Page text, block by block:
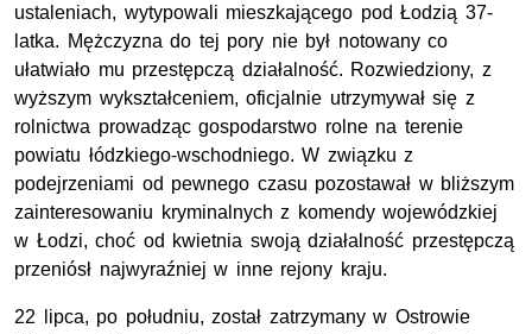
ustaleniach, wytypowali mieszkającego pod Łodzią 37-
latka. Mężczyzna do tej pory nie był notowany co
ułatwiało mu przestępczą działalność. Rozwiedziony, z
wyższym wykształceniem, oficjalnie utrzymywał się z
rolnictwa prowadząc gospodarstwo rolne na terenie
powiatu łódzkiego-wschodniego. W związku z
podejrzeniami od pewnego czasu pozostawał w bliższym
zainteresowaniu kryminalnych z komendy wojewódzkiej
w Łodzi, choć od kwietnia swoją działalność przestępczą
przeniósł najwyraźniej w inne rejony kraju.
22 lipca, po południu, został zatrzymany w Ostrowie